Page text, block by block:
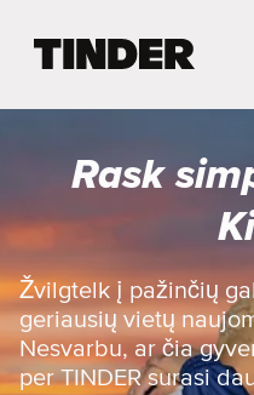
E
R
r
i
n
d
i
Rask
Žvilgtelk į pažinčių
geriausių vietų
Nesvarbu, ar čia
per TINDER surasi